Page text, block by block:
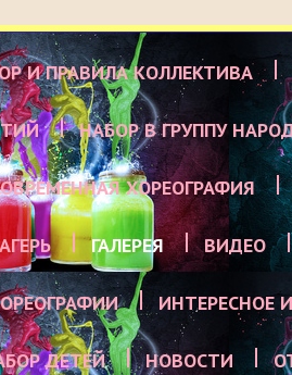
И ПРАВИЛА КОЛЛЕКТИВА
НАБОР В ГРУППУ
ХОРЕОГРАФИЯ
ГАЛЕРЕЯ ВИДЕО
ИНТЕРЕСНОЕ
ДЕТЕЙ НОВОСТИ